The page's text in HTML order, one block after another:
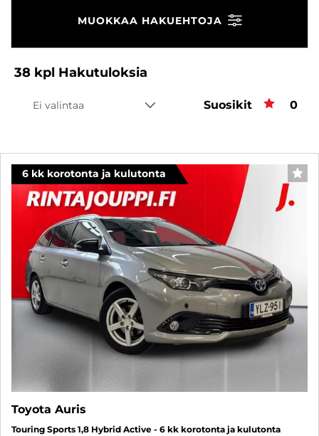
MUOKKAA HAKUEHTOJA
38 kpl Hakutuloksia
Ei valintaa Suosikit 0
6 kk korotonta ja kulutonta
Toyota Auris
Touring Sports 1,8 Hybrid Active - 6 kk korotonta ja kulutonta